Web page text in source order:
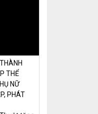
THỂ
NỮ
PHÁT
tăng